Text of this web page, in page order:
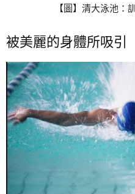
【圖】清大泳池：
被美麗的身體所吸引